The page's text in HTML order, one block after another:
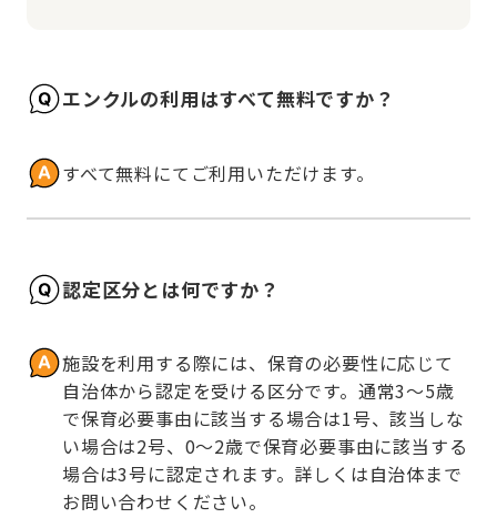
エンクルの利用はすべて無料ですか？
すべて無料にてご利用いただけます。
認定区分とは何ですか？
施設を利用する際には、保育の必要性に応じて
自治体から認定を受ける区分です。通常3～5歳
で保育必要事由に該当する場合は1号、該当しな
い場合は2号、0～2歳で保育必要事由に該当する
場合は3号に認定されます。詳しくは自治体まで
お問い合わせください。